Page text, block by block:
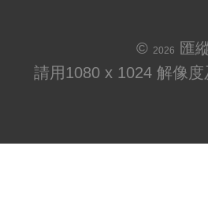
© 2026
匯
請用1080 x 1024 解像